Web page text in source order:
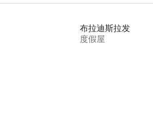
布拉迪斯拉发
度假屋